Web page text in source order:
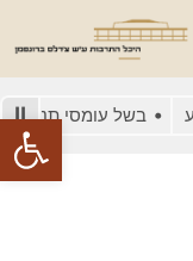
פתח
תנועה באזור מומלץ